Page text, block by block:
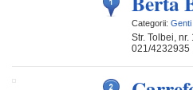
Categorii:
Str. Tolbei, nr.
021/4232935